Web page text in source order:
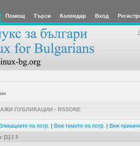
Помощ Търси Календар Вход
ПУБЛИКАЦИИ - RSSONE
на потр. | Виж темите на потр. | Виж
[1] 2 3